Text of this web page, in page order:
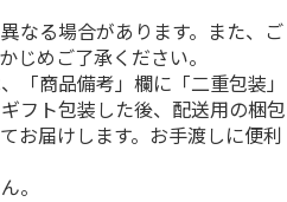
なる場合があります。また、ご
じめご了承ください。
商品備考」欄に「二重包装」
フト包装した後、配送用の梱包
お届けします。お手渡しに便利
。